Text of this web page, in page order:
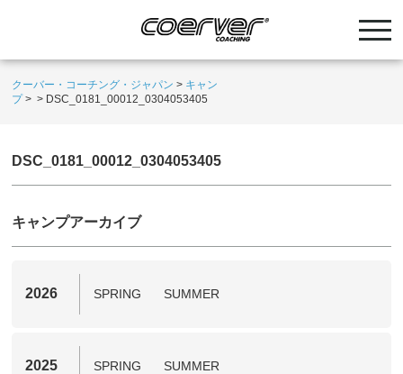
クーバー・コーチング・ジャパン > キャン
プ> > DSC_0181_00012_0304053405
DSC_0181_00012_0304053405
キャンプアーカイブ
2026 SPRING SUMMER
2025 SPRING SUMMER